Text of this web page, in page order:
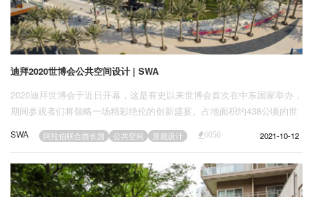
迪拜2020世博会公共空间设计 | SWA
2020迪拜世博会于近日开幕，这是有史以来世博会首次在中东国家举办，
期间参观者们将领略一场精彩绝伦的创新盛宴。占地面积约438公顷的世
区主要的公共开放空间进行了规划与设计。卓尔不群的广场、锦绣华丽的
营造的雄心抱负。
SWA 阿拉伯联合酋长国 公共空间 景观设计 6056 2021-10-12